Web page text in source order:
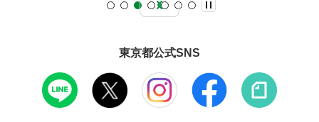
東京都公式SNS